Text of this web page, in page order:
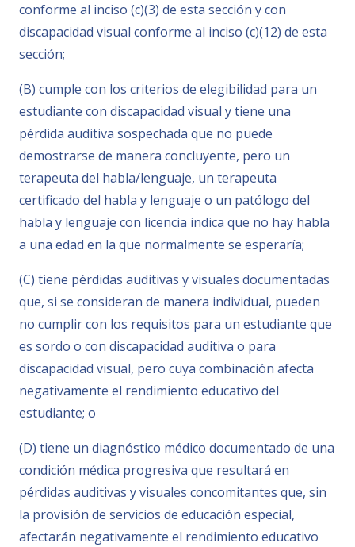
conforme al inciso (c)(3) de esta sección y con
discapacidad visual conforme al inciso (c)(12) de esta
sección;
(B) cumple con los criterios de elegibilidad para un
estudiante con discapacidad visual y tiene una
pérdida auditiva sospechada que no puede
demostrarse de manera concluyente, pero un
terapeuta del habla/lenguaje, un terapeuta
certificado del habla y lenguaje o un patólogo del
habla y lenguaje con licencia indica que no hay habla
a una edad en la que normalmente se esperaría;
(C) tiene pérdidas auditivas y visuales documentadas
que, si se consideran de manera individual, pueden
no cumplir con los requisitos para un estudiante que
es sordo o con discapacidad auditiva o para
discapacidad visual, pero cuya combinación afecta
negativamente el rendimiento educativo del
estudiante; o
(D) tiene un diagnóstico médico documentado de una
condición médica progresiva que resultará en
pérdidas auditivas y visuales concomitantes que, sin
la provisión de servicios de educación especial,
afectarán negativamente el rendimiento educativo